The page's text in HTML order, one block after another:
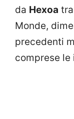
da Hexoa
Monde,
precedenti
comprese